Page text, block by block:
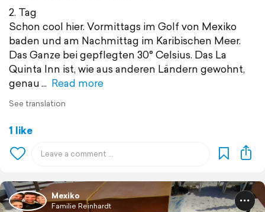
2. Tag
Schon cool hier. Vormittags im Golf von Mexiko
baden und am Nachmittag im Karibischen Meer.
Das Ganze bei gepflegten 30° Celsius. Das La
Quinta Inn ist, wie aus anderen Ländern gewohnt,
genau
Read more
See translation
1 like
Mexiko
Familie Reinhardt